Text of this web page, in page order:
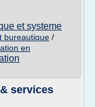
et systeme
bureautique /
en
services